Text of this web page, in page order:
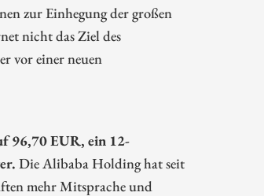
zur Einhegung der großen
nicht das Ziel des
vor einer neuen
96,70 EUR, ein 12-
Die Alibaba Holding hat seit
mehr Mitsprache und